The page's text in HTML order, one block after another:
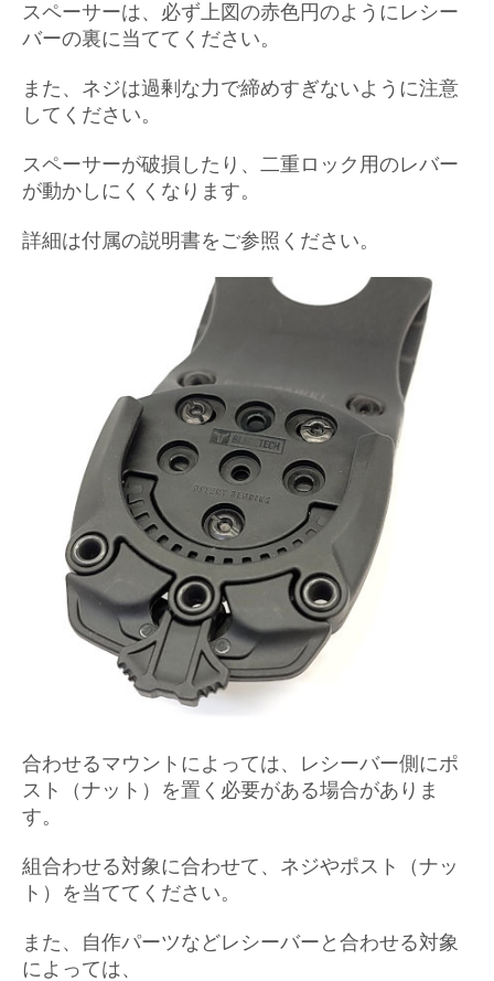
スペーサーは、必ず上図の赤色円のようにレシー
バーの裏に当ててください。
また、ネジは過剰な力で締めすぎないように注意
してください。
スペーサーが破損したり、二重ロック用のレバー
が動かしにくくなります。
詳細は付属の説明書をご参照ください。
合わせるマウントによっては、レシーバー側にポ
スト（ナット）を置く必要がある場合がありま
す。
組合わせる対象に合わせて、ネジやポスト（ナッ
ト）を当ててください。
また、自作パーツなどレシーバーと合わせる対象
によっては、